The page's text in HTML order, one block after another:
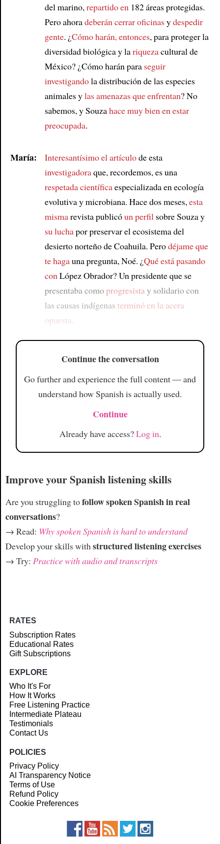
del marino, repartido en 182 áreas protegidas.
Pero ahoradeberán cerrar oficinasydespedir
gente. ¿Cómo harán, entonces, para proteger la
diversidad biológica y lariquezacultural de
México? ¿Cómo harán para seguir
investigandola distribución de las especies
animales ylas amenazas que enfrentan? No
sabemos, y Souzahace muy bien en estar
preocupada.
María: Interesantísimo el artículode esta
investigadoraque, recordemos, es una
respetada científicaespecializada en ecología
evolutiva y microbiana. Hace dos meses, esta
mismarevista publicóun perfil sobre Souza y
su luchapor preservar el ecosistema del
desierto norteño de Coahuila. Perodéjame que
te hagauna pregunta, Noé. ¿Qué está pasando
con López Obrador? Un presidente que se
presentaba comoprogresista y solidario con
las causas indígenas terminó en la acera
opuesta.
Continue the conversation
Go further and experience the full content — and
understand how Spanish is actually used.
Continue
Already have access?Log in.
Improve your Spanish listening skills
Are you struggling tofollow spoken Spanish in real
conversations?
→ Read: Why spoken Spanish is hard to understand
Develop your skills withstructured listening exercises
→ Try: Practice with audio and transcripts
RATES
Subscription Rates
Educational Rates
Gift Subscriptions
EXPLORE
Who It's For
How It Works
Free Listening Practice
Intermediate Plateau
Testimonials
Contact Us
POLICIES
Privacy Policy
AI Transparency Notice
Terms of Use
Refund Policy
Cookie Preferences